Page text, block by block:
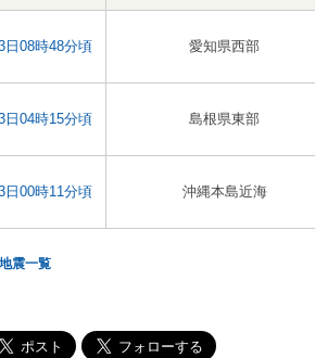
日08時48分頃 愛知県西部
日04時15分頃 島根県東部
日00時11分頃 沖縄本島近海
震一覧